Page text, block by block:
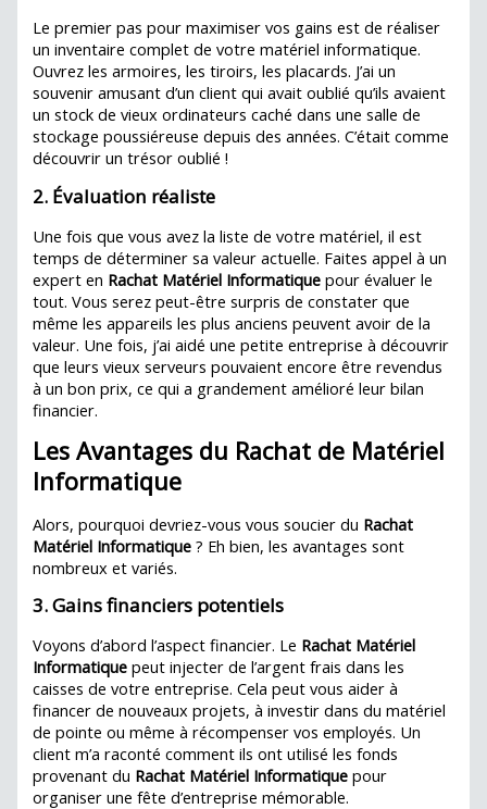
Le premier pas pour maximiser vos gains est de réaliser
un inventaire complet de votre matériel informatique.
Ouvrez les armoires, les tiroirs, les placards. J’ai un
souvenir amusant d’un client qui avait oublié qu’ils avaient
un stock de vieux ordinateurs caché dans une salle de
stockage poussiéreuse depuis des années. C’était comme
découvrir un trésor oublié !
2. Évaluation réaliste
Une fois que vous avez la liste de votre matériel, il est
temps de déterminer sa valeur actuelle. Faites appel à un
expert en Rachat Matériel Informatique pour évaluer le
tout. Vous serez peut-être surpris de constater que
même les appareils les plus anciens peuvent avoir de la
valeur. Une fois, j’ai aidé une petite entreprise à découvrir
que leurs vieux serveurs pouvaient encore être revendus
à un bon prix, ce qui a grandement amélioré leur bilan
financier.
Les Avantages du Rachat de Matériel
Informatique
Alors, pourquoi devriez-vous vous soucier du Rachat
Matériel Informatique ? Eh bien, les avantages sont
nombreux et variés.
3. Gains financiers potentiels
Voyons d’abord l’aspect financier. Le Rachat Matériel
Informatique peut injecter de l’argent frais dans les
caisses de votre entreprise. Cela peut vous aider à
financer de nouveaux projets, à investir dans du matériel
de pointe ou même à récompenser vos employés. Un
client m’a raconté comment ils ont utilisé les fonds
provenant du Rachat Matériel Informatique pour
organiser une fête d’entreprise mémorable.